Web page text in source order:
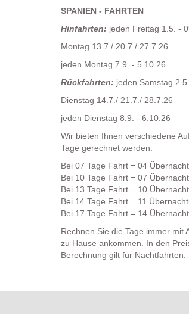
SPANIEN - FAHRTEN
Hinfahrten: jeden Freitag 1.5. -
Montag 13.7./ 20.7./ 27.7.26
jeden Montag 7.9. - 5.10.26
Rückfahrten: jeden Samstag
Dienstag 14.7./ 21.7./ 28.7.26
jeden Dienstag 8.9. - 6.10.26
Wir bieten Ihnen verschiedene
Tage gerechnet werden:
Bei 07 Tage Fahrt = 04
Bei 10 Tage Fahrt = 07
Bei 13 Tage Fahrt = 10
Bei 14 Tage Fahrt = 11
Bei 17 Tage Fahrt = 14
Rechnen Sie die Tage immer mit
zu Hause ankommen. In den
Berechnung gilt für Nachtfahrten.